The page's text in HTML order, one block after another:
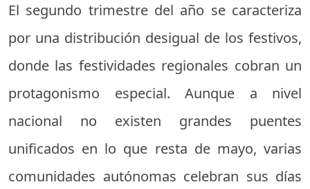
El segundo trimestre del año se caracteriza
por una distribución desigual de los festivos,
donde las festividades regionales cobran un
protagonismo especial. Aunque a nivel
nacional no existen grandes puentes
unificados en lo que resta de mayo, varias
comunidades autónomas celebran sus días